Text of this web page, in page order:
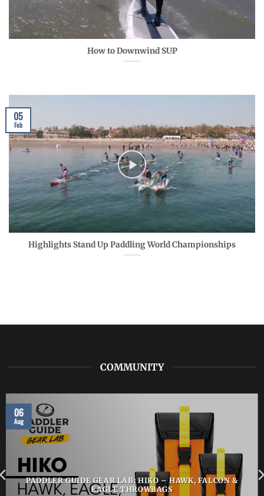
How to Downwind SUP
Highlights Stand Up Paddling World Championships
05
Feb
COMMUNITY
PADDLER GUIDE GEAR LAB: HIKO – HAWK, FALCON &
EAGLE THROWBAGS
06
Aug